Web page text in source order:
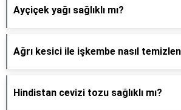
Ayçiçek yağı sağlıklı mı?
Ağrı kesici ile işkembe nasıl
Hindistan cevizi tozu sağlıklı mı?